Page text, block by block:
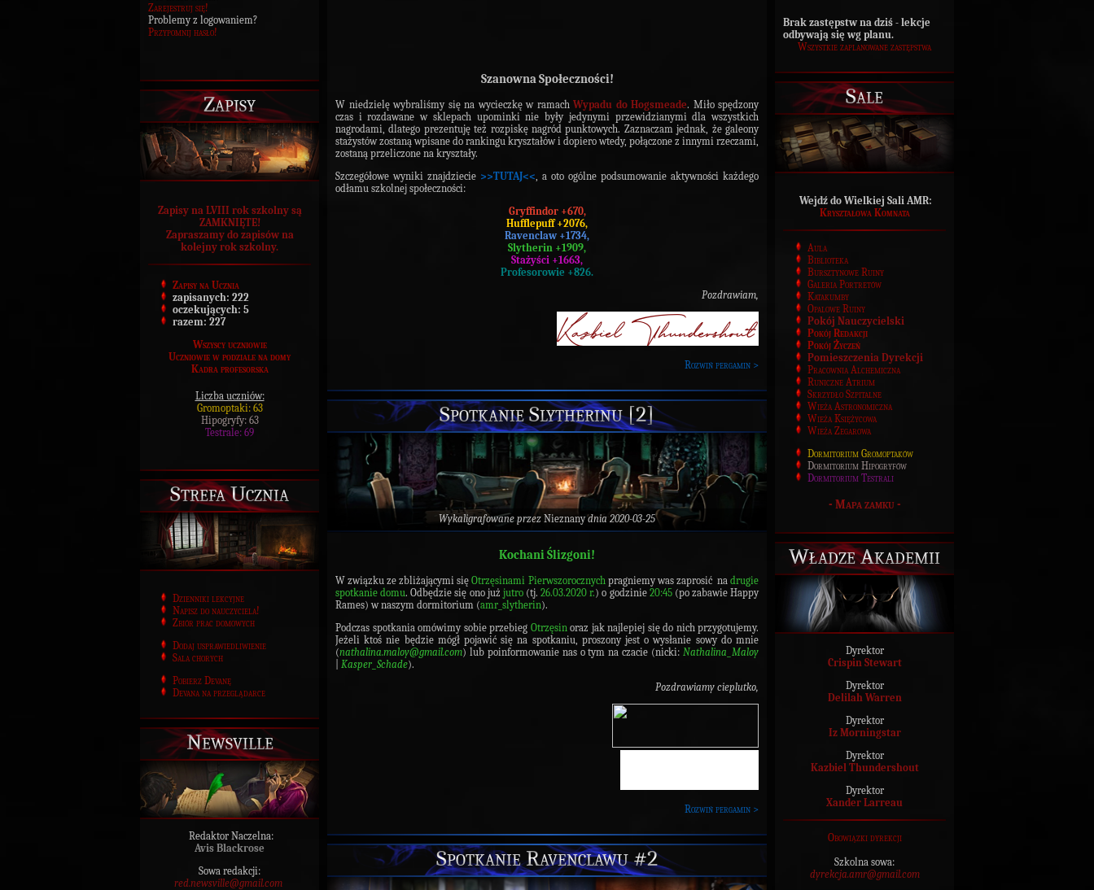
Zarejestruj się!
Problemy z logowaniem?
Przypomnij hasło!
Zapisy
Zapisy na LVIII rok szkolny są
ZAMKNIĘTE!
Zapraszamy do zapisów na
kolejny rok szkolny.
Zapisy na Ucznia
zapisanych: 222
oczekujących: 5
razem: 227
Wszyscy uczniowie
Uczniowie w podziale na domy
Kadra profesorska
Liczba uczniów:
Gromoptaki: 63
Hipogryfy: 63
Testrale: 69
Strefa Ucznia
Dzienniki lekcyjne
Napisz do nauczyciela!
Zbiór prac domowych
Dodaj usprawiedliwienie
Sala chorych
Pobierz Devanę
Devana na przeglądarce
Newsville
Redaktor Naczelna:
Avis Blackrose
Sowa redakcji:
red.newsville@gmail.com
Szanowna Społeczności!
W niedzielę wybraliśmy się na wycieczkę w ramach Wypadu do Hogsmeade. Miło spędzony
czas i rozdawane w sklepach upominki nie były jedynymi przewidzianymi dla wszystkich
nagrodami, dlatego prezentuję też rozpiskę nagród punktowych. Zaznaczam jednak, że galeony
stażystów zostaną wpisane do rankingu kryształów i dopiero wtedy, połączone z innymi rzeczami,
zostaną przeliczone na kryształy.
Szczegółowe wyniki znajdziecie >>TUTAJ<<, a oto ogólne podsumowanie aktywności każdego
odłamu szkolnej społeczności:
Gryffindor +670,
Hufflepuff +2076,
Ravenclaw +1734,
Slytherin +1909,
Stażyści +1663,
Profesorowie +826.
Pozdrawiam,
Rozwiń pergamin >
Spotkanie Slytherinu [2]
Wykaligrafowane przez Nieznanydnia 2020-03-25
Kochani Ślizgoni!
W związku ze zbliżającymi sięOtrzęsinami Pierwszorocznych pragniemy was zaprosić nadrugie
spotkanie domu. Odbędzie się ono już jutro(tj.26.03.2020 r.) o godzinie 20:45(po zabawie Happy
Rames) w naszym dormitorium (amr_slytherin).
Podczas spotkania omówimy sobie przebieg Otrzęsin oraz jak najlepiej się do nich przygotujemy.
Jeżeli ktoś nie będzie mógł pojawić się na spotkaniu, proszony jest o wysłanie sowy do mnie
(nathalina.maloy@gmail.com) lub poinformowanie nas o tym na czacie (nicki: Nathalina_Maloy
Kasper_Schade).
Pozdrawiamy cieplutko,
Rozwiń pergamin >
Spotkanie Ravenclawu #2
Brak zastępstw na dziś - lekcje
odbywają się wg planu.
Wszystkie zaplanowane zastępstwa
Sale
Wejdź do Wielkiej Sali AMR:
Kryształowa Komnata
Aula
Biblioteka
Bursztynowe Ruiny
Galeria Portretów
Katakumby
Opalowe Ruiny
Pokój Nauczycielski
Pokój Redakcji
Pokój Życzeń
Pomieszczenia Dyrekcji
Pracownia Alchemiczna
Runiczne Atrium
Skrzydło Szpitalne
Wieża Astronomiczna
Wieża Księżycowa
Wieża Zegarowa
Dormitorium Gromoptaków
Dormitorium Hipogryfów
Dormitorium Testrali
- Mapa zamku-
Władze Akademii
Dyrektor
Crispin Stewart
Dyrektor
Delilah Warren
Dyrektor
Iz Morningstar
Dyrektor
Kazbiel Thundershout
Dyrektor
Xander Larreau
Obowiązki dyrekcji
Szkolna sowa:
dyrekcja.amr@gmail.com